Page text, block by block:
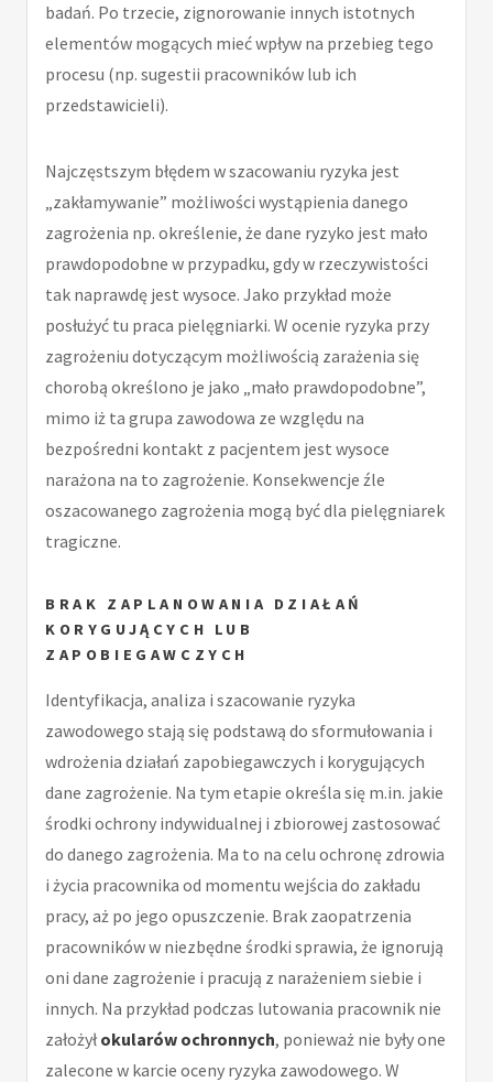
badań. Po trzecie, zignorowanie innych istotnych
elementów mogących mieć wpływ na przebieg tego
procesu (np. sugestii pracowników lub ich
przedstawicieli).
Najczęstszym błędem w szacowaniu ryzyka jest
„zakłamywanie” możliwości wystąpienia danego
zagrożenia np. określenie, że dane ryzyko jest mało
prawdopodobne w przypadku, gdy w rzeczywistości
tak naprawdę jest wysoce. Jako przykład może
posłużyć tu praca pielęgniarki. W ocenie ryzyka przy
zagrożeniu dotyczącym możliwością zarażenia się
chorobą określono je jako „mało prawdopodobne”,
mimo iż ta grupa zawodowa ze względu na
bezpośredni kontakt z pacjentem jest wysoce
narażona na to zagrożenie. Konsekwencje źle
oszacowanego zagrożenia mogą być dla pielęgniarek
tragiczne.
BRAK ZAPLANOWANIA DZIAŁAŃ
KORYGUJĄCYCH LUB
ZAPOBIEGAWCZYCH
Identyfikacja, analiza i szacowanie ryzyka
zawodowego stają się podstawą do sformułowania i
wdrożenia działań zapobiegawczych i korygujących
dane zagrożenie. Na tym etapie określa się m.in. jakie
środki ochrony indywidualnej i zbiorowej zastosować
do danego zagrożenia. Ma to na celu ochronę zdrowia
i życia pracownika od momentu wejścia do zakładu
pracy, aż po jego opuszczenie. Brak zaopatrzenia
pracowników w niezbędne środki sprawia, że ignorują
oni dane zagrożenie i pracują z narażeniem siebie i
innych. Na przykład podczas lutowania pracownik nie
założyłokularów ochronnych, ponieważ nie były one
zalecone w karcie oceny ryzyka zawodowego. W